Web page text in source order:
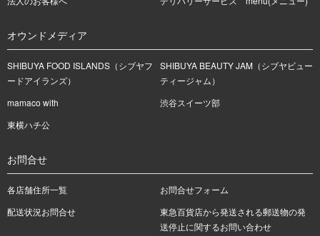
オウンドメディア
SHIBUYA FOOD ISLANDS（シブヤフ
ードアイランズ）
SHIBUYA BEAUTY JAM（シブヤビュー
ティージャム）
mamaco with
渋谷スイーツ部
東横ハチ公
お問合せ
各店舗住所一覧
お問合せフォーム
配送状況お問合せ
東急百貨店から発送される郵送物の発
送停止に関するお問い合わせ